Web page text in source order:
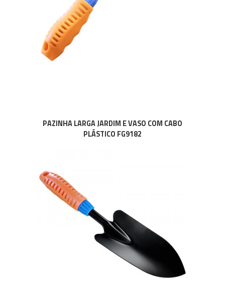
PAZINHA LARGA JARDIM E VASO COM CABO
PLÁSTICO FG9182